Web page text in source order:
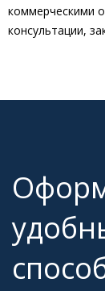
коммерческими
консультации,